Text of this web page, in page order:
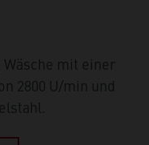
mit einer
2800 U/min und